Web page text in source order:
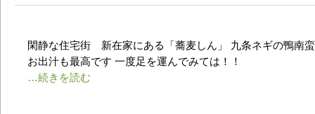
閑静な住宅街 新在家にある「蕎麦しん」 九条ネギの鴨南
お出汁も最高です 一度足を運んでみては！！